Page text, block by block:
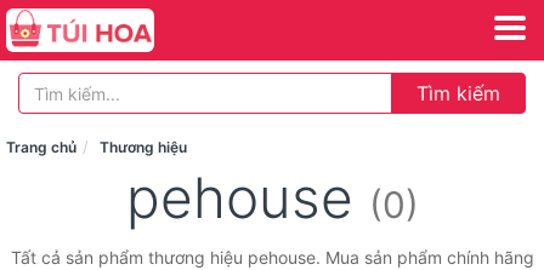
Tìm kiếm
Trang chủ Thương hiệu
pehouse (0)
Tất cả sản phẩm thương hiệu pehouse. Mua sản phẩm chính hãng